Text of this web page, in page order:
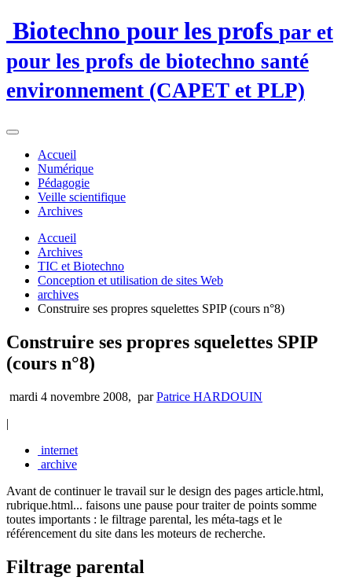
Biotechno pour les profs par et
pour les profs de biotechno santé
environnement (CAPET et PLP)
Accueil
Numérique
Pédagogie
Veille scientifique
Archives
Accueil
Archives
TIC et Biotechno
Conception et utilisation de sites Web
archives
Construire ses propres squelettes SPIP (cours n°8)
Construire ses propres squelettes SPIP
(cours n°8)
mardi 4 novembre 2008, parPatrice HARDOUIN
|
internet
archive
Avant de continuer le travail sur le design des pages article.html,
rubrique.html... faisons une pause pour traiter de points somme
toutes importants : le filtrage parental, les méta-tags et le
référencement du site dans les moteurs de recherche.
Filtrage parental